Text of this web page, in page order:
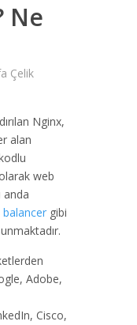
Ne
Çelik
Nginx,
alan
web
anda
gibi
Adobe,
Cisco,